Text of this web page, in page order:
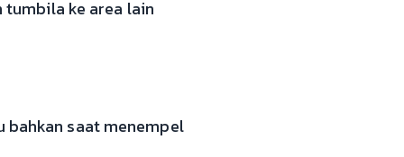
tumbila ke area lain
bahkan saat menempel